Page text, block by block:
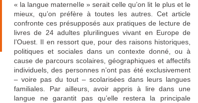
« la langue maternelle » serait celle qu’on lit le plus et le
mieux, qu’on préfère à toutes les autres. Cet article
confronte ces présupposés aux pratiques de lecture de
livres de 24 adultes plurilingues vivant en Europe de
l’Ouest. Il en ressort que, pour des raisons historiques,
politiques et sociales dans un contexte donné, ou à
cause de parcours scolaires, géographiques et affectifs
individuels, des personnes n’ont pas été exclusivement
– voire pas du tout – scolarisées dans leurs langues
familiales. Par ailleurs, avoir appris à lire dans une
langue ne garantit pas qu’elle restera la principale